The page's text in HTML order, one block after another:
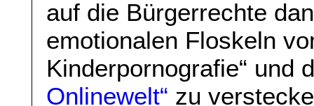
auf die Bürgerrechte
emotionalen Floskeln
Kinderpornografie“ und
Onlinewelt“ zu